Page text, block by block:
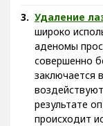
Удаление
широко
аденомы
совершенно
заключается
результате
происходит